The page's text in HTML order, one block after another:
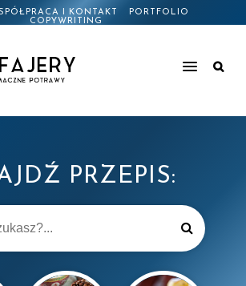
I KONTAKT
PORTFOLIO
COPYWRITING
PRZEPIS: